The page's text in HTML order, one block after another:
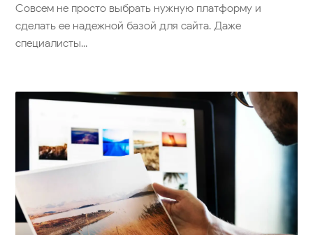
Совсем не просто выбрать нужную платформу и
сделать ее надежной базой для сайта. Даже
специалисты...